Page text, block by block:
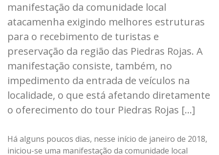
manifestação da comunidade local
atacamenha exigindo melhores estruturas
para o recebimento de turistas e
preservação da região das Piedras Rojas. A
manifestação consiste, também, no
impedimento da entrada de veículos na
localidade, o que está afetando diretamente
o oferecimento do tour Piedras Rojas […]
Há alguns poucos dias, nesse início de janeiro de 2018,
iniciou-se uma manifestação da comunidade local